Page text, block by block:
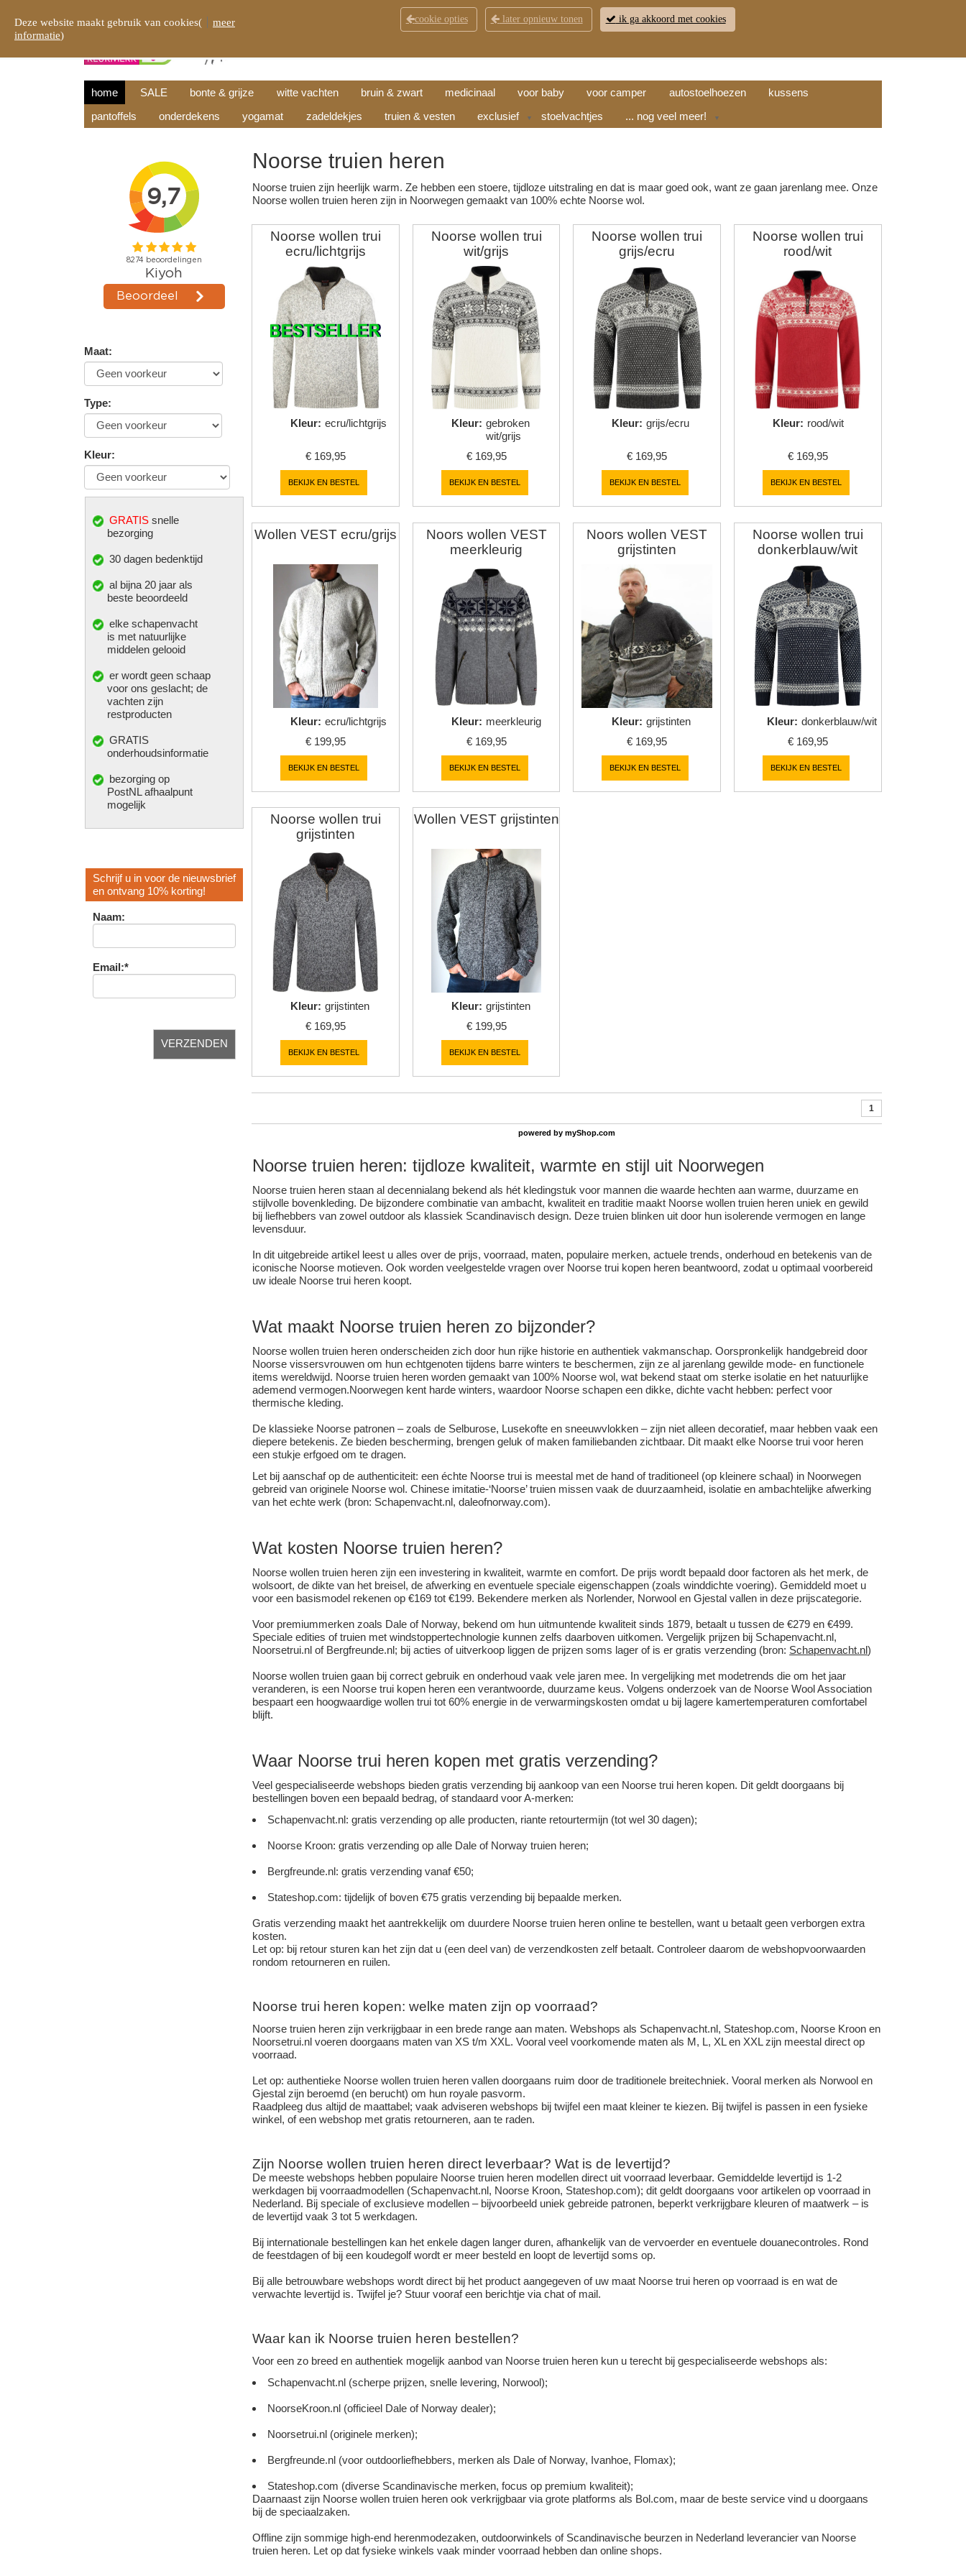
KLANTENSERVICE CONTACT OPENINGSTIJDEN RETOUR WINKELWAGEN (
home SALE bonte & grijze witte vachten bruin & zwart medicinaal voor baby voor camper autostoelhoezen
kussens
pantoffels
onderdekens yogamat zadeldekjes truien & vesten exclusief ▼ stoelvachtjes ... nog veel meer! ▼
Maat:
Type:
Kleur:
GRATIS snelle
bezorging
30 dagen bedenktijd
al bijna 20 jaar als
beste beoordeeld
elke schapenvacht
is met natuurlijke
middelen gelooid
er wordt geen schaap
voor ons geslacht; de
vachten zijn
restproducten
GRATIS
onderhoudsinformatie
bezorging op
PostNL afhaalpunt
mogelijk
Schrijf u in voor de nieuwsbrief
en ontvang 10% korting!
Naam:
Email:*
Noorse truien heren
Noorse truien zijn heerlijk warm. Ze hebben een stoere, tijdloze uitstraling en dat is maar goed ook, want ze gaan jarenlang mee. Onze
Noorse wollen truien heren zijn in Noorwegen gemaakt van 100% echte Noorse wol.
Noorse wollen trui
ecru/lichtgrijs
Kleur: ecru/lichtgrijs
€ 169,95
BEKIJK EN BESTEL
Noorse wollen trui
wit/grijs
Kleur: gebroken
wit/grijs
€ 169,95
BEKIJK EN BESTEL
Noorse wollen trui
grijs/ecru
Kleur: grijs/ecru
€ 169,95
BEKIJK EN BESTEL
Noorse wollen trui
rood/wit
Kleur: rood/wit
€ 169,95
BEKIJK EN BESTEL
Wollen VEST ecru/grijs
Kleur: ecru/lichtgrijs
€ 199,95
BEKIJK EN BESTEL
Noors wollen VEST
meerkleurig
Kleur: meerkleurig
€ 169,95
BEKIJK EN BESTEL
Noors wollen VEST
grijstinten
Kleur: grijstinten
€ 169,95
BEKIJK EN BESTEL
Noorse wollen trui
donkerblauw/wit
Kleur: donkerblauw/wit
€ 169,95
BEKIJK EN BESTEL
Noorse wollen trui
grijstinten
Kleur: grijstinten
€ 169,95
BEKIJK EN BESTEL
Wollen VEST grijstinten
Kleur: grijstinten
€ 199,95
BEKIJK EN BESTEL
1
powered bymyShop.com
Noorse truien heren: tijdloze kwaliteit, warmte en stijl uit Noorwegen
Noorse truien heren staan al decennialang bekend als hét kledingstuk voor mannen die waarde hechten aan warme, duurzame en
stijlvolle bovenkleding. De bijzondere combinatie van ambacht, kwaliteit en traditie maakt Noorsewollen truien heren uniek en gewild
bij liefhebbers van zowel outdoor als klassiek Scandinavisch design. Deze truien blinken uit door hun isolerende vermogen en lange
levensduur.
In dit uitgebreide artikel leest u alles over de prijs, voorraad, maten, populaire merken, actuele trends, onderhoud en betekenis van de
iconische Noorse motieven. Ook worden veelgestelde vragen over Noorse trui kopen heren beantwoord, zodat u optimaal voorbereid
uw ideale Noorse trui heren koopt.
Wat maakt Noorse truien heren zo bijzonder?
Noorse wollen truien heren onderscheiden zich door hun rijke historie en authentiek vakmanschap. Oorspronkelijk handgebreid door
Noorse vissersvrouwen om hun echtgenoten tijdens barre winters te beschermen, zijn ze al jarenlang gewilde mode- en functionele
items wereldwijd. Noorse truien heren worden gemaakt van 100% Noorse wol, wat bekend staat om sterke isolatie en het natuurlijke
ademend vermogen.Noorwegen kent harde winters, waardoor Noorse schapen een dikke, dichte vacht hebben: perfect voor
thermische kleding.
De klassieke Noorse patronen – zoals de Selburose, Lusekofte en sneeuwvlokken – zijn niet alleen decoratief, maar hebben vaak een
diepere betekenis. Ze bieden bescherming, brengen geluk of maken familiebanden zichtbaar. Dit maakt elke Noorse trui voor heren
een stukje erfgoed om te dragen.
Let bij aanschaf op de authenticiteit: een échte Noorse trui is meestal met de hand of traditioneel (op kleinere schaal) in Noorwegen
gebreid van originele Noorse wol. Chinese imitatie-‘Noorse’ truien missen vaak de duurzaamheid, isolatie en ambachtelijke afwerking
van het echte werk (bron: Schapenvacht.nl, daleofnorway.com).
Wat kosten Noorse truien heren?
Noorse wollen truien heren zijn een investering in kwaliteit, warmte en comfort. De prijs wordt bepaald door factoren als het merk, de
wolsoort, de dikte van het breisel, de afwerking en eventuele speciale eigenschappen (zoals winddichte voering). Gemiddeld moet u
voor een basismodel rekenen op €169 tot €199. Bekendere merken als Norlender, Norwool en Gjestal vallen in deze prijscategorie.
Voor premiummerken zoals Dale of Norway, bekend om hun uitmuntende kwaliteit sinds 1879, betaalt u tussen de €279 en €499.
Speciale edities of truien met windstoppertechnologie kunnen zelfs daarboven uitkomen. Vergelijk prijzen bij Schapenvacht.nl,
Noorsetrui.nl of Bergfreunde.nl; bij acties of uitverkoop liggen de prijzen soms lager of is er gratis verzending (bron: Schapenvacht.nl)
Noorse wollen truien gaan bij correct gebruik en onderhoud vaak vele jaren mee. In vergelijking met modetrends die om het jaar
veranderen, is een Noorse trui kopen heren een verantwoorde, duurzame keus. Volgens onderzoek van de Noorse Wool Association
bespaart een hoogwaardige wollen trui tot 60% energie in de verwarmingskosten omdat u bij lagere kamertemperaturen comfortabel
blijft.
Waar Noorse trui heren kopen met gratis verzending?
Veel gespecialiseerde webshops bieden gratis verzending bij aankoop van een Noorse trui heren kopen. Dit geldt doorgaans bij
bestellingen boven een bepaald bedrag, of standaard voor A-merken:
Schapenvacht.nl: gratis verzending op alle producten, riante retourtermijn (tot wel 30 dagen);
Noorse Kroon: gratis verzending op alle Dale of Norway truien heren;
Bergfreunde.nl: gratis verzending vanaf €50;
Stateshop.com: tijdelijk of boven €75 gratis verzending bij bepaalde merken.
Gratis verzending maakt het aantrekkelijk om duurdere Noorse truien heren online te bestellen, want u betaalt geen verborgen extra
kosten.
Let op: bij retour sturen kan het zijn dat u (een deel van) de verzendkosten zelf betaalt. Controleer daarom de webshopvoorwaarden
rondom retourneren en ruilen.
Noorse trui heren kopen: welke maten zijn op voorraad?
Noorse truien heren zijn verkrijgbaar in een brede range aan maten. Webshops als Schapenvacht.nl, Stateshop.com, Noorse Kroon en
Noorsetrui.nl voeren doorgaans maten van XS t/m XXL. Vooral veel voorkomende maten als M, L, XL en XXL zijn meestal direct op
voorraad.
Let op: authentieke Noorse wollen truien heren vallen doorgaans ruim door de traditionele breitechniek. Vooral merken als Norwool en
Gjestal zijn beroemd (en berucht) om hun royale pasvorm.
Raadpleeg dus altijd de maattabel; vaak adviseren webshops bij twijfel een maat kleiner te kiezen. Bij twijfel is passen in een fysieke
winkel, of een webshop met gratis retourneren, aan te raden.
Zijn Noorse wollen truien heren direct leverbaar? Wat is de levertijd?
De meeste webshops hebben populaire Noorse truien heren modellen direct uit voorraad leverbaar. Gemiddelde levertijd is 1-2
werkdagen bij voorraadmodellen (Schapenvacht.nl, Noorse Kroon, Stateshop.com); dit geldt doorgaans voor artikelen op voorraad in
Nederland. Bij speciale of exclusieve modellen – bijvoorbeeld uniek gebreide patronen, beperkt verkrijgbare kleuren of maatwerk – is
de levertijd vaak 3 tot 5 werkdagen.
Bij internationale bestellingen kan het enkele dagen langer duren, afhankelijk van de vervoerder en eventuele douanecontroles. Rond
de feestdagen of bij een koudegolf wordt er meer besteld en loopt de levertijd soms op.
Bij alle betrouwbare webshops wordt direct bij het product aangegeven of uw maat Noorse trui heren op voorraad is en wat de
verwachte levertijd is. Twijfel je? Stuur vooraf een berichtje via chat of mail.
Waar kan ik Noorse truien heren bestellen?
Voor een zo breed en authentiek mogelijk aanbod van Noorse truien heren kun u terecht bij gespecialiseerde webshops als:
Schapenvacht.nl (scherpe prijzen, snelle levering, Norwool);
NoorseKroon.nl (officieel Dale of Norway dealer);
Noorsetrui.nl (originele merken);
Bergfreunde.nl (voor outdoorliefhebbers, merken als Dale of Norway, Ivanhoe, Flomax);
Stateshop.com (diverse Scandinavische merken, focus op premium kwaliteit);
Daarnaast zijn Noorse wollen truien heren ook verkrijgbaar via grote platforms als Bol.com, maar de beste service vind u doorgaans
bij de speciaalzaken.
Offline zijn sommige high-end herenmodezaken, outdoorwinkels of Scandinavische beurzen in Nederland leverancier van Noorse
truien heren. Let op dat fysieke winkels vaak minder voorraad hebben dan online shops.
Deze website maakt gebruik van cookies(
meer
informatie)
cookie opties later opnieuw tonen ik ga akkoord met cookies